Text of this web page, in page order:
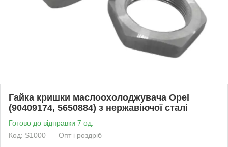
Гайка кришки маслоохолоджувача Opel
(90409174, 5650884) з нержавіючої сталі
Готово до відправки 7 од.
Код: S1000
Опт і роздріб